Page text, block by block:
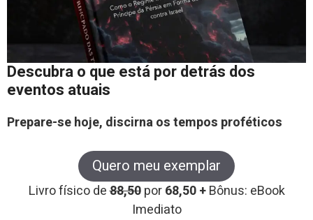
Descubra o que está por detrás dos
eventos atuais
Prepare-se hoje, discirna os tempos proféticos
Quero meu exemplar
Livro físico de88,50 por68,50 +Bônus: eBook
Imediato